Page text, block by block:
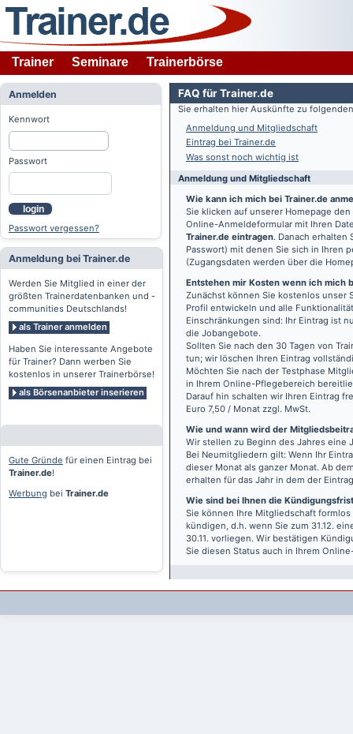
Trainer Seminare Trainerbörse
Anmelden
Kennwort
Passwort
login
Passwort vergessen?
Anmeldung bei Trainer.de
Werden Sie Mitglied in einer der
größten Trainerdatenbanken und -
communities Deutschlands!
als Trainer anmelden
Haben Sie interessante Angebote
für Trainer? Dann werben Sie
kostenlos in unserer Trainerbörse!
als Börsenanbieter inserieren
Gute Gründe für einen Eintrag bei
Trainer.de!
Werbung bei Trainer.de
FAQ für Trainer.de
Sie erhalten hier Auskünfte zu
Anmeldung und Mitgliedschaft
Eintrag bei Trainer.de
Was sonst noch wichtig ist
Anmeldung und Mitgliedschaft
Wie kann ich mich bei Trainer.de
Sie klicken auf unserer Homepage
Online-Anmeldeformular mit Ihren
Trainer.de eintragen. Danach erhalten
Passwort) mit denen Sie sich in Ihren
(Zugangsdaten werden über die
Entstehen mir Kosten wenn ich mich
Zunächst können Sie kostenlos unser
Profil entwickeln und alle
Einschränkungen sind: Ihr Eintrag ist
die Jobangebote.
Sollten Sie nach den 30 Tagen von
tun; wir löschen Ihren Eintrag
Möchten Sie nach der Testphase
in Ihrem Online-Pflegebereich
Darauf hin schalten wir Ihren Eintrag
Euro 7,50 / Monat zzgl. MwSt.
Wie und wann wird der
Wir stellen zu Beginn des Jahres eine
Bei Neumitgliedern gilt: Wenn Ihr
dieser Monat als ganzer Monat. Ab
erhalten für das Jahr in dem der
Wie sind bei Ihnen die
Sie können Ihre Mitgliedschaft
kündigen, d.h. wenn Sie zum 31.12.
30.11. vorliegen. Wir bestätigen
Sie diesen Status auch in Ihrem